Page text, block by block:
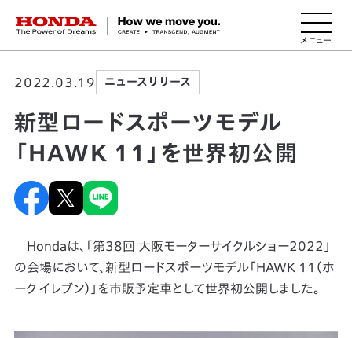
HONDA The Power of Dreams
2022.03.19 ニュースリリース
新型ロードスポーツモデル
「HAWK 11」を世界初公開
Hondaは、「第38回 大阪モーターサイクルショー2022」
の会場において、新型ロードスポーツモデル「HAWK 11（ホ
ーク イレブン）」を市販予定車として世界初公開しました。